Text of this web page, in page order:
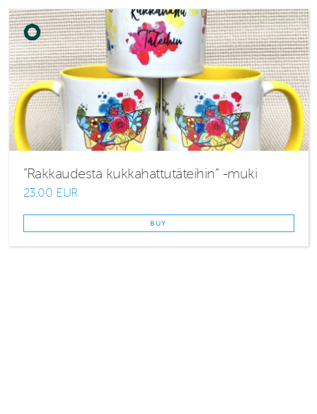
”Rakkaudesta kukkahattutäteihin” -muki
23.00 EUR
BUY